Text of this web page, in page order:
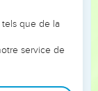
Il les tire dans
il est dans la
tels que de la
service de